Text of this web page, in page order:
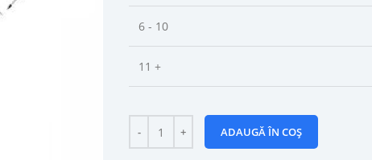
6 - 10
11 +
ADAUGĂ ÎN COȘ